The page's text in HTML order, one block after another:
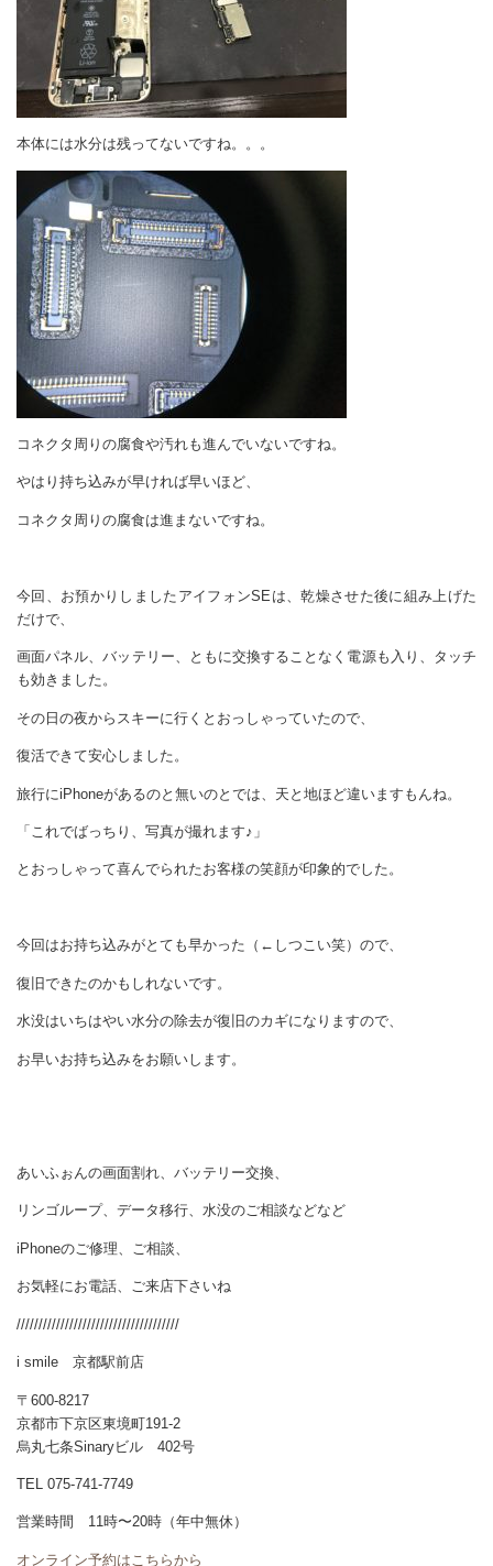
本体には水分は残ってないですね。。。
コネクタ周りの腐食や汚れも進んでいないですね。
やはり持ち込みが早ければ早いほど、
コネクタ周りの腐食は進まないですね。
今回、お預かりしましたアイフォンSEは、乾燥させた後に組み上げた
だけで、
画面パネル、バッテリー、ともに交換することなく電源も入り、タッチ
も効きました。
その日の夜からスキーに行くとおっしゃっていたので、
復活できて安心しました。
旅行にiPhoneがあるのと無いのとでは、天と地ほど違いますもんね。
「これでばっちり、写真が撮れます♪」
とおっしゃって喜んでられたお客様の笑顔が印象的でした。
今回はお持ち込みがとても早かった（←しつこい笑）ので、
復旧できたのかもしれないです。
水没はいちはやい水分の除去が復旧のカギになりますので、
お早いお持ち込みをお願いします。
あいふぉんの画面割れ、バッテリー交換、
リンゴループ、データ移行、水没のご相談などなど
iPhoneのご修理、ご相談、
お気軽にお電話、ご来店下さいね
/////////////////////////////////////
i smile 京都駅前店
〒600-8217
京都市下京区東境町191-2
烏丸七条Sinaryビル 402号
TEL 075-741-7749
営業時間 11時〜20時（年中無休）
オンライン予約はこちらから